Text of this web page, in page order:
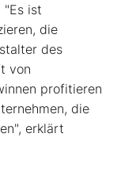
"Es ist
die
des
von
profitieren
die
erklärt